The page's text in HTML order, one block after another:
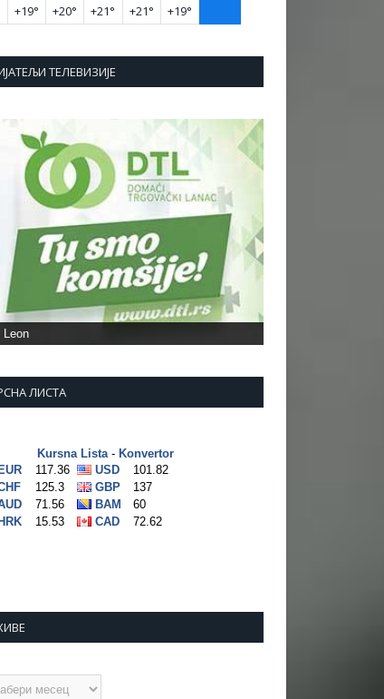
+19° +20° +21° +21° +19°
ТЕЛЕВИЗИЈЕ
Удружење МС Пчињског округа
ЛИСТА